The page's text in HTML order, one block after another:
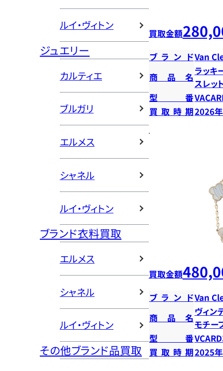
ルイ・ヴィトン
ジュエリー
カルティエ
ブルガリ
エルメス
シャネル
ルイ・ヴィトン
ブランド衣料買取
エルメス
シャネル
ルイ・ヴィトン
その他ブランド品買取
買取金額
ブランドVan
商品名
ラッキ
スレッ
型番
買取時期2026
買取金額
ブランドVan
商品名
ヴィン
モチー
型番
買取時期2025